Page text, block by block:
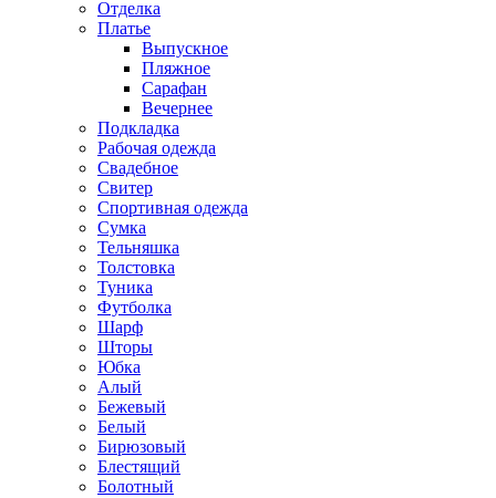
Отделка
Платье
Выпускное
Пляжное
Сарафан
Вечернее
Подкладка
Рабочая одежда
Свадебное
Свитер
Спортивная одежда
Сумка
Тельняшка
Толстовка
Туника
Футболка
Шарф
Шторы
Юбка
Алый
Бежевый
Белый
Бирюзовый
Блестящий
Болотный